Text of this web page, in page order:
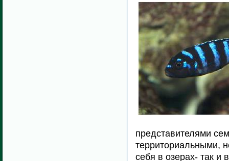
представителями
территориальными,
себя в озерах- так и